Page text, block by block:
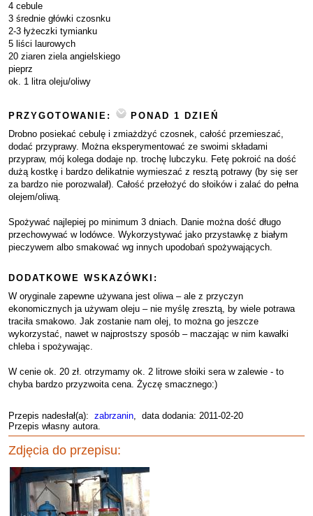
4 cebule
3 średnie główki czosnku
2-3 łyżeczki tymianku
5 liści laurowych
20 ziaren ziela angielskiego
pieprz
ok. 1 litra oleju/oliwy
PRZYGOTOWANIE:
PONAD 1 DZIEŃ
Drobno posiekać cebulę i zmiażdżyć czosnek, całość przemieszać,
dodać przyprawy. Można eksperymentować ze swoimi składami
przypraw, mój kolega dodaje np. trochę lubczyku. Fetę pokroić na dość
dużą kostkę i bardzo delikatnie wymieszać z resztą potrawy (by się ser
za bardzo nie porozwalał). Całość przełożyć do słoików i zalać do pełna
olejem/oliwą.
Spożywać najlepiej po minimum 3 dniach. Danie można dość długo
przechowywać w lodówce. Wykorzystywać jako przystawkę z białym
pieczywem albo smakować wg innych upodobań spożywających.
DODATKOWE WSKAZÓWKI:
W oryginale zapewne używana jest oliwa – ale z przyczyn
ekonomicznych ja używam oleju – nie myślę zresztą, by wiele potrawa
traciła smakowo. Jak zostanie nam olej, to można go jeszcze
wykorzystać, nawet w najprostszy sposób – maczając w nim kawałki
chleba i spożywając.
W cenie ok. 20 zł. otrzymamy ok. 2 litrowe słoiki sera w zalewie - to
chyba bardzo przyzwoita cena. Życzę smacznego:)
Przepis nadesłał(a): zabrzanin, data dodania: 2011-02-20
Przepis własny autora.
Zdjęcia do przepisu: